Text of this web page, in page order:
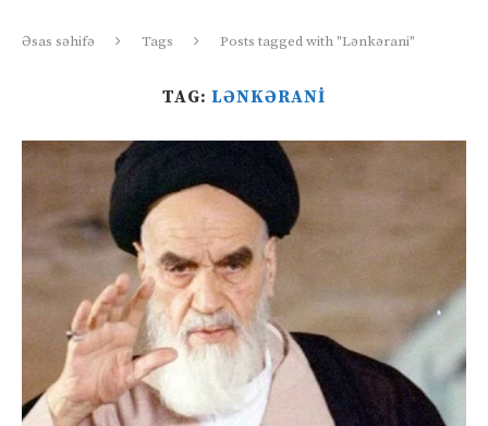
Əsas səhifə Tags Posts tagged with "Lənkərani"
TAG: LƏNKƏRANI